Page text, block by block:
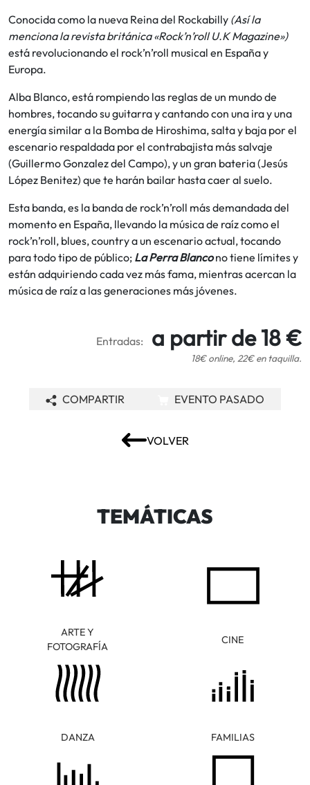
Conocida como la nueva Reina del Rockabilly (Así la
menciona la revista británica «Rock’n’roll U.K Magazine»)
está revolucionando el rock’n’roll musical en España y
Europa.
Alba Blanco, está rompiendo las reglas de un mundo de
hombres, tocando su guitarra y cantando con una ira y una
energía similar a la Bomba de Hiroshima, salta y baja por el
escenario respaldada por el contrabajista más salvaje
(Guillermo Gonzalez del Campo), y un gran bateria (Jesús
López Benitez) que te harán bailar hasta caer al suelo.
Esta banda, es la banda de rock’n’roll más demandada del
momento en España, llevando la música de raíz como el
rock’n’roll, blues, country a un escenario actual, tocando
para todo tipo de público; La Perra Blancono tiene límites y
están adquiriendo cada vez más fama, mientras acercan la
música de raíz a las generaciones más jóvenes.
Entradas: a partir de 18 €
18€ online, 22€ en taquilla.
VOLVER
COMPARTIR EVENTO PASADO
TEMÁTICAS
ARTE Y
FOTOGRAFÍA
CINE
DANZA FAMILIAS